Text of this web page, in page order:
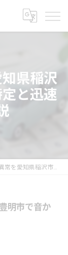
県稲沢
と迅速
で音から原因特定と迅速対処法を徹底解説
明市で音か